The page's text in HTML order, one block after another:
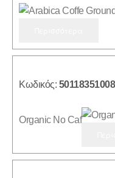
Κωδικός:
Organic No Caf